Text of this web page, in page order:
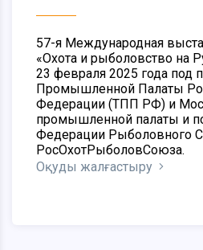
57-я Международная
«Охота и рыболовство на
23 февраля 2025 года под
Промышленной Палаты
Федерации (ТПП РФ) и
промышленной палаты и
Федерации Рыболовного
РосОхотРыболовСоюза.
Оқуды жалғастыру